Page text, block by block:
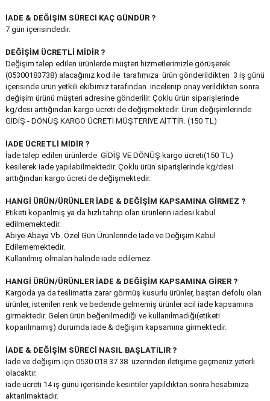
İADE & DEĞİŞİM SÜRECİ KAÇ GÜNDÜR ?
7 gün içerisindedir.
DEĞİŞİM ÜCRETLİ MİDİR ?
Değişim talep edilen ürünlerde müşteri hizmetlerimizle görüşerek
(05300183738) alacağınız kod ile tarafımıza ürün gönderildikten 3 iş günü
içerisinde ürün yetkili ekibimiz tarafından incelenip onay verildikten sonra
değişim ürünü müşteri adresine gönderilir. Çoklu ürün siparişlerinde
kg/desi arttığından kargo ücreti de değişmektedir. Ürün değişimlerinde
GİDİŞ - DÖNÜŞ KARGO ÜCRETİ MÜŞTERİYE AİTTİR. (150 TL)
İADE ÜCRETLİ MİDİR ?
İade talep edilen ürünlerde GİDİŞ VE DÖNÜŞ kargo ücreti(150 TL)
kesilerek iade yapılabilmektedir. Çoklu ürün siparişlerinde kg/desi
arttığından kargo ücreti de değişmektedir.
HANGİ ÜRÜN/ÜRÜNLER İADE & DEĞİŞİM KAPSAMINA GİRMEZ ?
Etiketi koparılmış ya da hızlı tahrip olan ürünlerin iadesi kabul
edilmemektedir.
Abiye-Abaya Vb. Özel Gün Ürünlerinde İade ve Değişim Kabul
Edilememektedir.
Kullanılmış olmaları halinde iade edilemez.
HANGİ ÜRÜN/ÜRÜNLER İADE & DEĞİŞİM KAPSAMINA GİRER ?
Kargoda ya da teslimatta zarar görmüş kusurlu ürünler, baştan defolu olan
ürünler, istenilen renk ve bedende gelmemiş ürünler acil iade kapsamına
girmektedir. Gelen ürün beğenilmediği ve kullanılmadığı(etiketi
koparılmamış) durumda iade & değişim kapsamına girmektedir.
İADE & DEĞİŞİM SÜRECİ NASIL BAŞLATILIR ?
İade ve değişim için 0530 018 37 38 üzerinden iletişime geçmeniz yeterli
olacaktır.
iade ücreti 14 iş günü içerisinde kesintiler yapıldıktan sonra hesabınıza
aktarılmaktadır.